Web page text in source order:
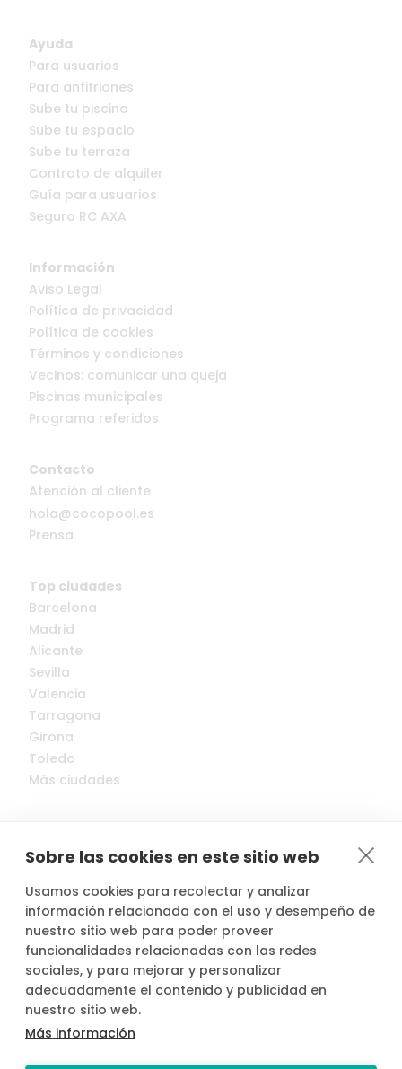
Sobre las cookies en este sitio web
Usamos cookies para recolectar y analizar
información relacionada con el uso y desempeño de
nuestro sitio web para poder proveer
funcionalidades relacionadas con las redes
sociales, y para mejorar y personalizar
adecuadamente el contenido y publicidad en
nuestro sitio web.
Más información
© 2022-2026 Cocopool, Inc. All rights reserved.
 Anfitriones asegurados*
Ayuda
Para usuarios
Para anfitriones
Sube tu piscina
Sube tu espacio
Sube tu terraza
Contrato de alquiler
Guía para usuarios
Seguro RC AXA
Información
Aviso Legal
Política de privacidad
Política de cookies
Términos y condiciones
Vecinos: comunicar una queja
Piscinas municipales
Programa referidos
Contacto
Atención al cliente
hola@cocopool.es
Prensa
Top ciudades
Barcelona
Madrid
Alicante
Sevilla
Valencia
Tarragona
Girona
Toledo
Más ciudades